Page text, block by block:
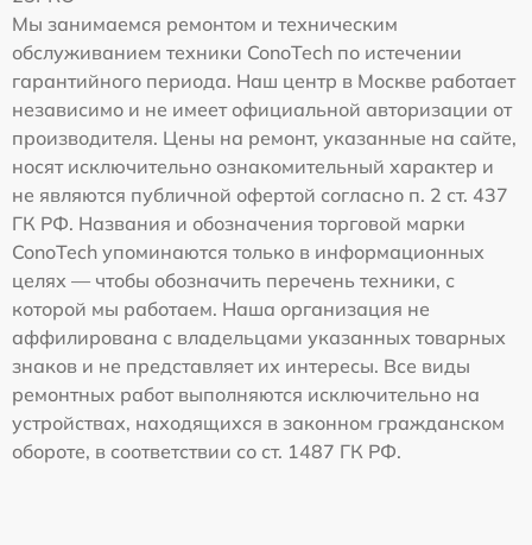
Мы занимаемся ремонтом и техническим
обслуживанием техники ConoTech по истечении
гарантийного периода. Наш центр в Москве работает
независимо и не имеет официальной авторизации от
производителя. Цены на ремонт, указанные на сайте,
носят исключительно ознакомительный характер и
не являются публичной офертой согласно п. 2 ст. 437
ГК РФ. Названия и обозначения торговой марки
ConoTech упоминаются только в информационных
целях — чтобы обозначить перечень техники, с
которой мы работаем. Наша организация не
аффилирована с владельцами указанных товарных
знаков и не представляет их интересы. Все виды
ремонтных работ выполняются исключительно на
устройствах, находящихся в законном гражданском
обороте, в соответствии со ст. 1487 ГК РФ.